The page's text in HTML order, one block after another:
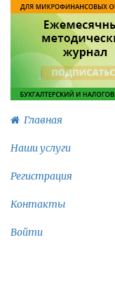
Главная
Наши услуги
Регистрация
Контакты
Войти